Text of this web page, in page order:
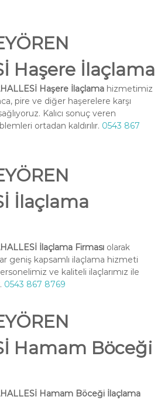
Haşere İlaçlama
Haşere İlaçlamahizmetimiz
pire ve diğer haşerelere karşı
Kalıcı sonuç veren
ortadan kaldırılır. 0543 867
İlaçlama
İlaçlama Firmasıolarak
geniş kapsamlı ilaçlama hizmeti
ve kaliteli ilaçlarımız ile
0543 867 8769
Hamam Böceği
Hamam Böceği İlaçlama